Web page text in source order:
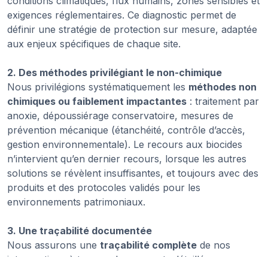
exigences réglementaires. Ce diagnostic permet de
définir une stratégie de protection sur mesure, adaptée
aux enjeux spécifiques de chaque site.
2. Des méthodes privilégiant le non-chimique
Nous privilégions systématiquement les méthodes non
chimiques ou faiblement impactantes : traitement par
anoxie, dépoussiérage conservatoire, mesures de
prévention mécanique (étanchéité, contrôle d’accès,
gestion environnementale). Le recours aux biocides
n’intervient qu’en dernier recours, lorsque les autres
solutions se révèlent insuffisantes, et toujours avec des
produits et des protocoles validés pour les
environnements patrimoniaux.
3. Une traçabilité documentée
Nous assurons une traçabilité complète de nos